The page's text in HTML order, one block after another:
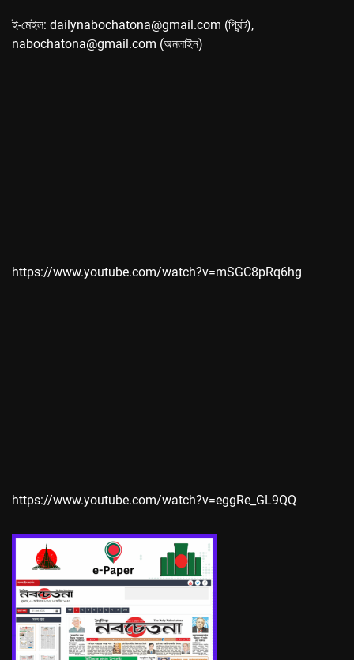
ই-মেইল: dailynabochatona@gmail.com (প্রিন্ট),
nabochatona@gmail.com (অনলাইন)
https://www.youtube.com/watch?v=mSGC8pRq6hg
https://www.youtube.com/watch?v=eggRe_GL9QQ